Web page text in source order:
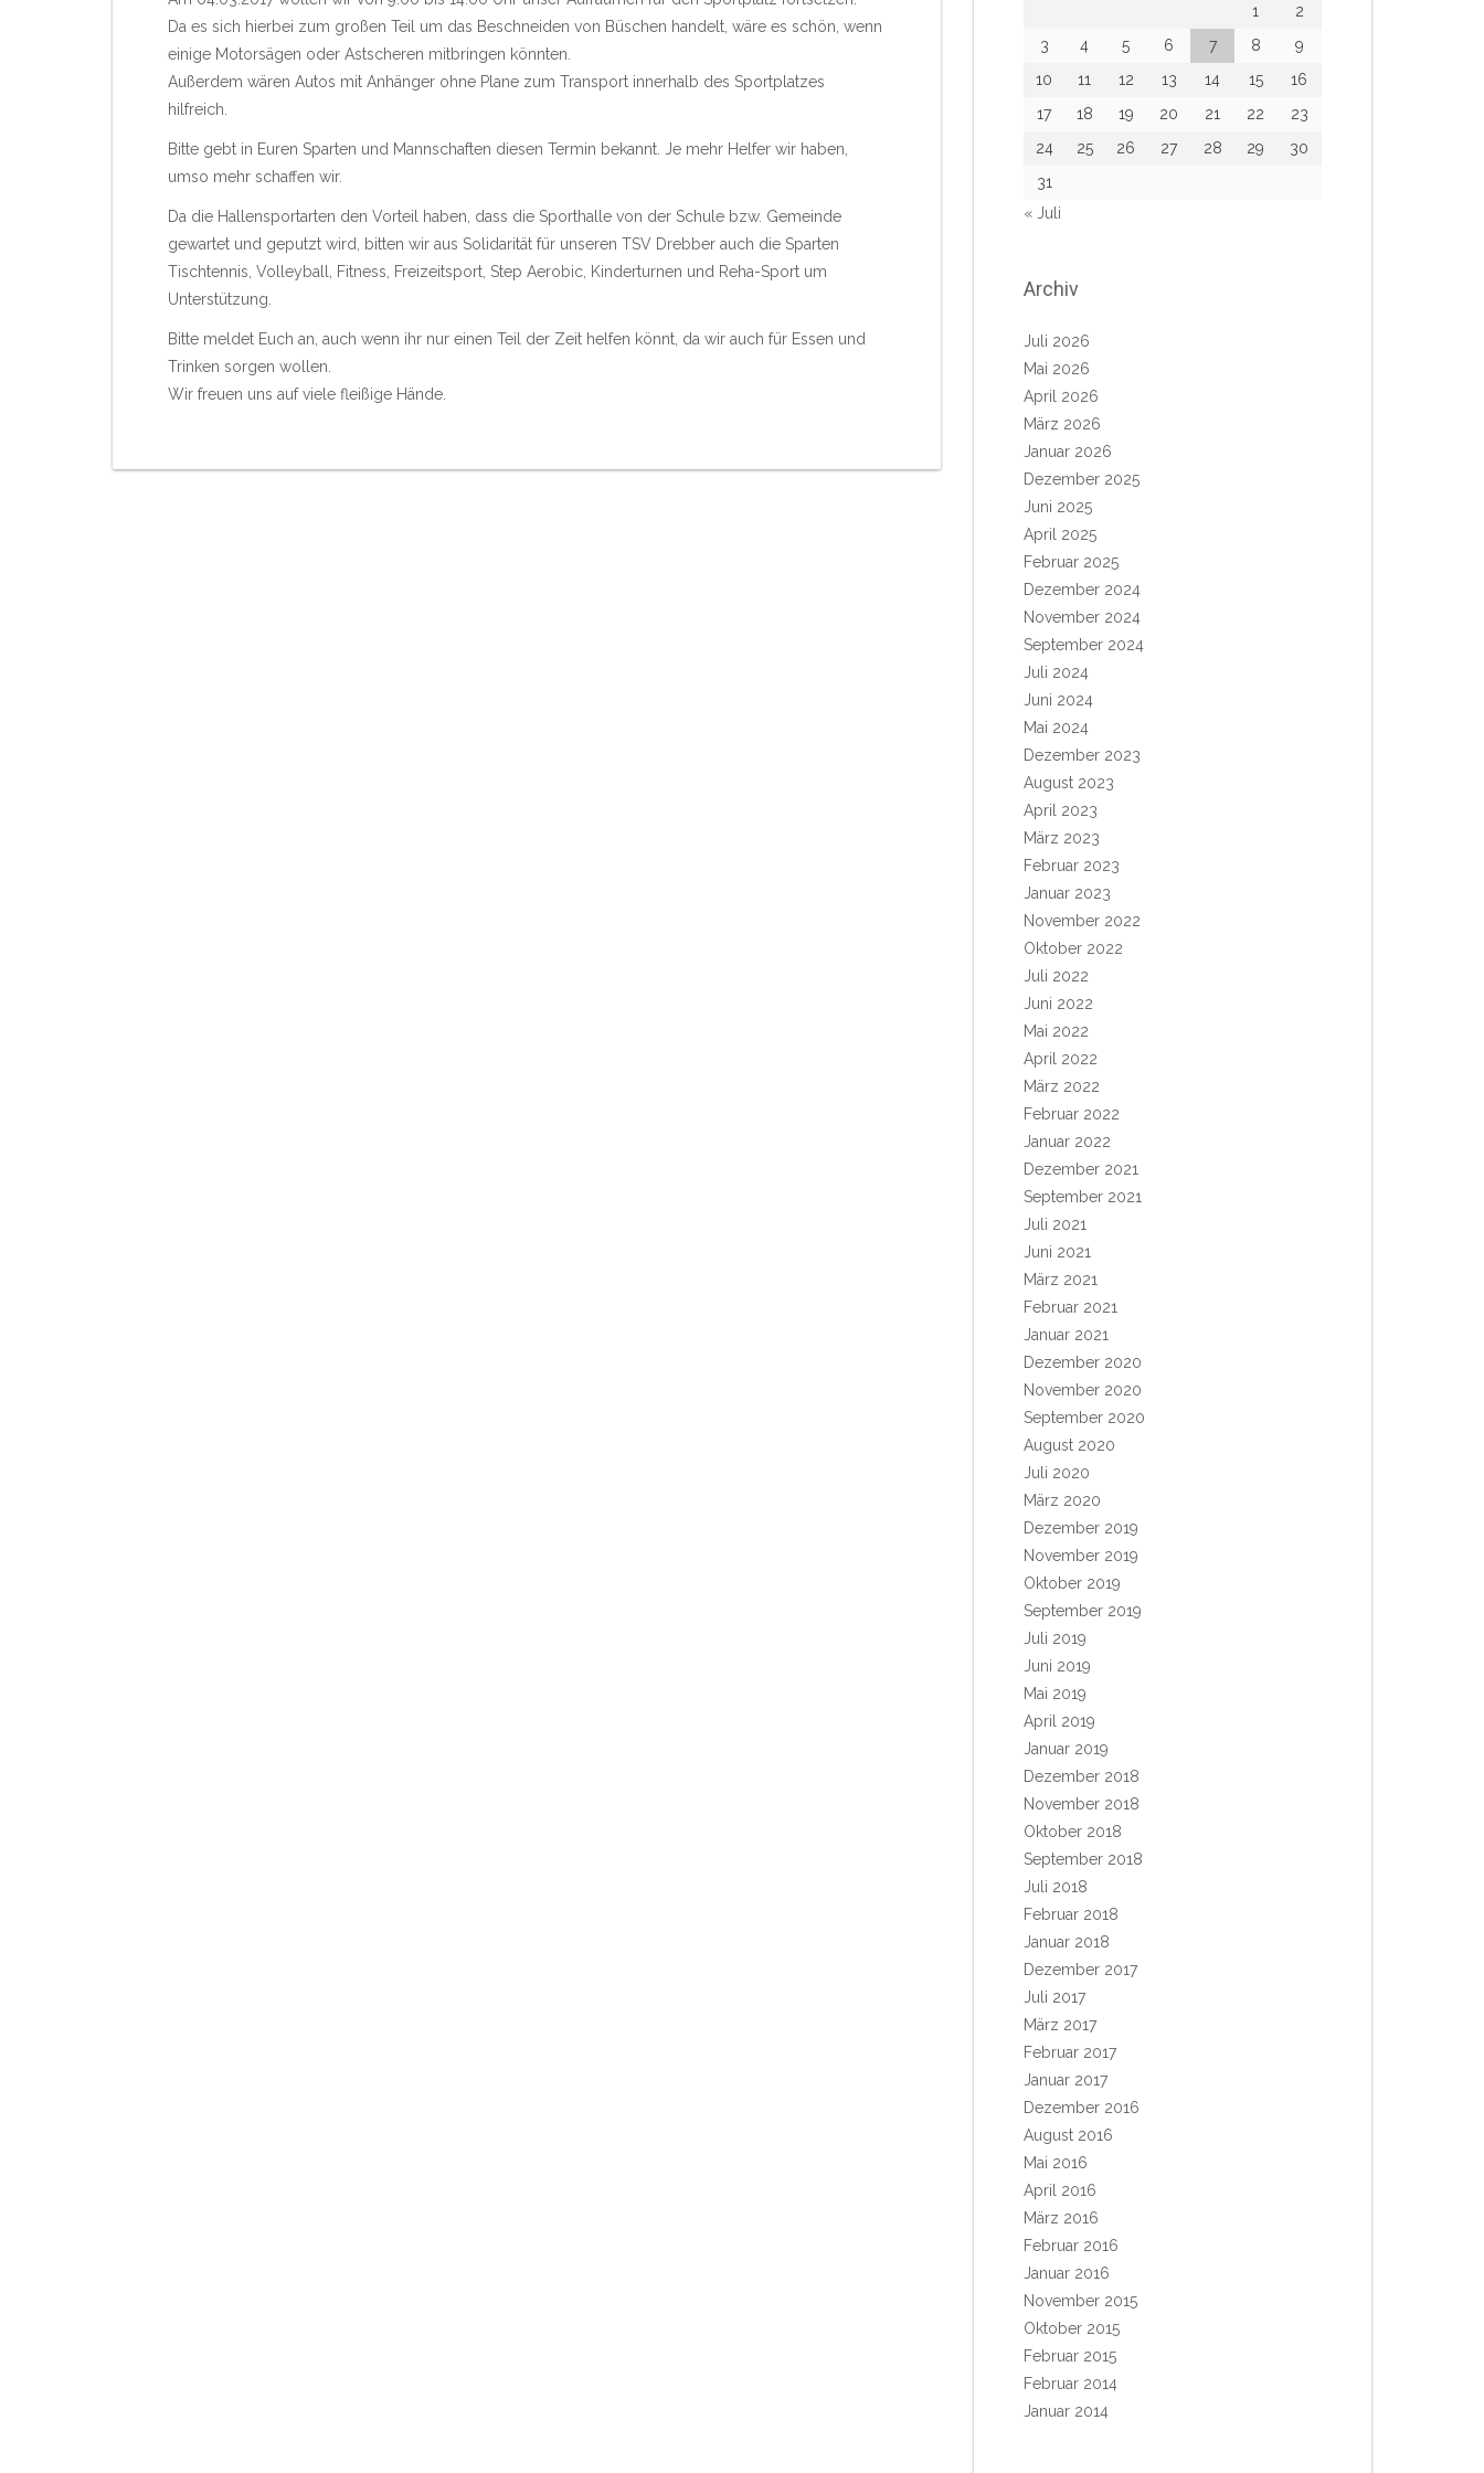
Da es sich hierbei zum großen Teil um das Beschneiden von Büschen handelt, wäre es schön, wenn
einige Motorsägen oder Astscheren mitbringen könnten.
Außerdem wären Autos mit Anhänger ohne Plane zum Transport innerhalb des Sportplatzes
hilfreich.
Bitte gebt in Euren Sparten und Mannschaften diesen Termin bekannt. Je mehr Helfer wir haben,
umso mehr schaffen wir.
Da die Hallensportarten den Vorteil haben, dass die Sporthalle von der Schule bzw. Gemeinde
gewartet und geputzt wird, bitten wir aus Solidarität für unseren TSV Drebber auch die Sparten
Tischtennis, Volleyball, Fitness, Freizeitsport, Step Aerobic, Kinderturnen und Reha-Sport um
Unterstützung.
Bitte meldet Euch an, auch wenn ihr nur einen Teil der Zeit helfen könnt, da wir auch für Essen und
Trinken sorgen wollen.
Wir freuen uns auf viele fleißige Hände.
1
2
3
4 5 6 7 8
9
10
11 12 13 14 15
16
17
18 19 20 21 22
23
24
25 26 27 28 29
30
31
« Juli
Archiv
Juli 2026
Mai 2026
April 2026
März 2026
Januar 2026
Dezember 2025
Juni 2025
April 2025
Februar 2025
Dezember 2024
November 2024
September 2024
Juli 2024
Juni 2024
Mai 2024
Dezember 2023
August 2023
April 2023
März 2023
Februar 2023
Januar 2023
November 2022
Oktober 2022
Juli 2022
Juni 2022
Mai 2022
April 2022
März 2022
Februar 2022
Januar 2022
Dezember 2021
September 2021
Juli 2021
Juni 2021
März 2021
Februar 2021
Januar 2021
Dezember 2020
November 2020
September 2020
August 2020
Juli 2020
März 2020
Dezember 2019
November 2019
Oktober 2019
September 2019
Juli 2019
Juni 2019
Mai 2019
April 2019
Januar 2019
Dezember 2018
November 2018
Oktober 2018
September 2018
Juli 2018
Februar 2018
Januar 2018
Dezember 2017
Juli 2017
März 2017
Februar 2017
Januar 2017
Dezember 2016
August 2016
Mai 2016
April 2016
März 2016
Februar 2016
Januar 2016
November 2015
Oktober 2015
Februar 2015
Februar 2014
Januar 2014